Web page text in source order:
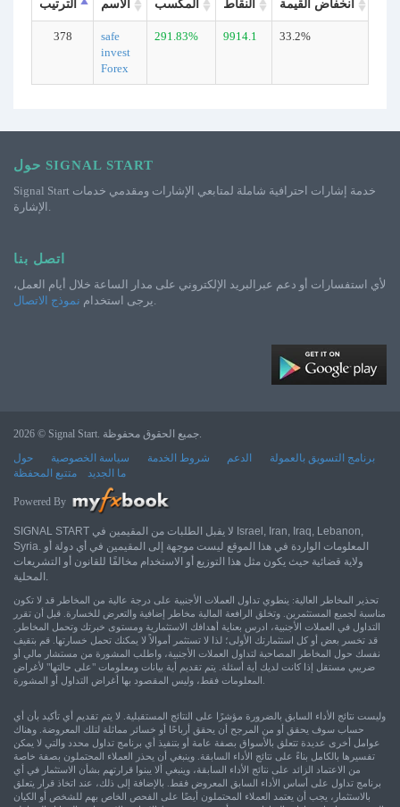
الترتيب الاسم المكسب النقاط انخفاض القيمة
378
safe
invest
Forex
291.83% 9914.1 33.2%
حول SIGNAL START
Signal Start خدمة إشارات احترافية شاملة لمتابعي الإشارات ومقدمي خدمات
الإشارة.
اتصل بنا
لأي استفسارات أو دعم عبرالبريد الإلكتروني على مدار الساعة خلال أيام العمل،
يرجى استخدام نموذج الاتصال .
2026 © Signal Start. جميع الحقوق محفوظة.
حول
سياسة الخصوصية شروط الخدمة الدعم
برنامج التسويق بالعمولة
متتبع المحفظة
ما الجديد
Powered By
SIGNAL START لا يقبل الطلبات من المقيمين في Israel, Iran, Iraq, Lebanon,
Syria. المعلومات الواردة في هذا الموقع ليست موجهة إلى المقيمين في أي دولة أو
ولاية قضائية حيث يكون مثل هذا التوزيع أو الاستخدام مخالفًا للقانون أو التشريعات
المحلية.
تحذير المخاطر العالية: ينطوي تداول العملات الأجنبية على درجة عالية من المخاطر قد لا تكون
مناسبة لجميع المستثمرين. وتخلق الرافعة المالية مخاطر إضافية والتعرض للخسارة. قبل أن تقرر
التداول في العملات الأجنبية، ادرس بعناية أهدافك الاستثمارية ومستوى خبرتك وتحمل المخاطر.
قد تخسر بعض أو كل استثمارتك الأولى؛ لذا لا تستثمر أموالاً لا يمكنك تحمل خسارتها. قم بتقيف
نفسك حول المخاطر المصاحبة لتداول العملات الأجنبية، واطلب المشورة من مستشار مالي أو
ضريبي مستقل إذا كانت لديك أية أسئلة. يتم تقديم أية بيانات ومعلومات "على حالتها" لأغراض
المعلومات فقط، وليس المقصود بها أغراض التداول أو المشورة.
وليست نتائج الأداء السابق بالضرورة مؤشرًا على النتائج المستقبلية. لا يتم تقديم أي تأكيد بأن أي
حساب سوف يحقق أو من المرجح أن يحقق أرباحًا أو خسائر مماثلة لتلك المعروضة. وهناك
عوامل أخرى عديدة تتعلق بالأسواق بصفة عامة أو بتنفيذ أي برنامج تداول محدد والتي لا يمكن
تفسيرها بالكامل بناءً على نتائج الأداء السابقة. وينبغي أن يحذر العملاء المحتملون بصفة خاصة
من الاعتماد الزائد على نتائج الأداء السابقة، وينبغي ألا يبنوا قرارتهم بشأن الاستثمار في أي
برنامج تداول على أساس الأداء السابق المعروض فقط. بالإضافة إلى ذلك، عند اتخاذ قرار يتعلق
بالاستثمار، يجب أن يعتمد العملاء المحتملون أيضًا على الفحص الخاص بهم للشخص أو الكيان